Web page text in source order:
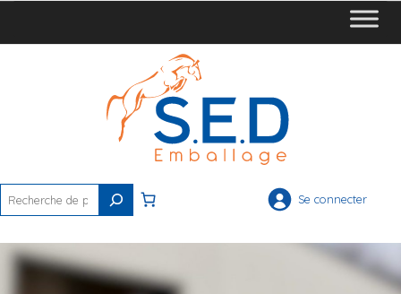
Rechercher
Se connecter